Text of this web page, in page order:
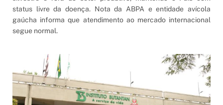
status livre da doença. Nota da ABPA e entidade avícola
gaúcha informa que atendimento ao mercado internacional
segue normal.